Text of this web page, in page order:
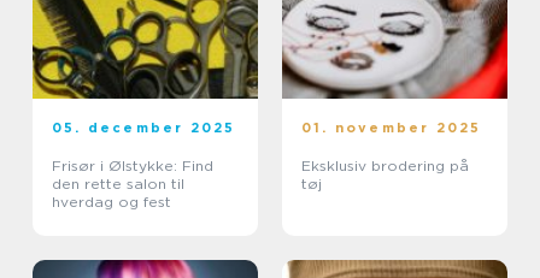
05. december 2025
Frisør i Ølstykke: Find
den rette salon til
hverdag og fest
01. november 2025
Eksklusiv brodering på
tøj